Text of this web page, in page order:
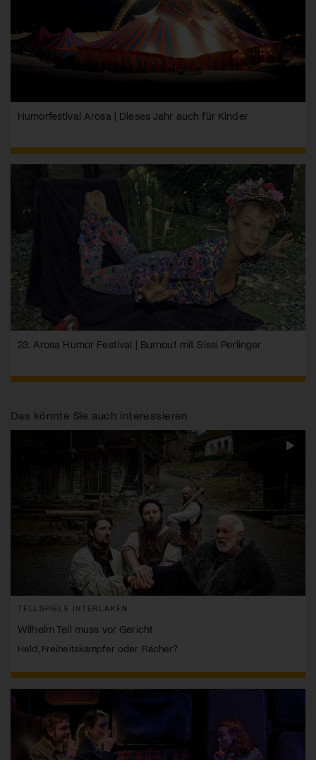
Humorfestival Arosa | Dieses Jahr auch für Kinder
23. Arosa Humor Festival | Burnout mit Sissi Perlinger
Das könnte Sie auch interessieren
TELLSPIELE INTERLAKEN
Wilhelm Tell muss vor Gericht
Held, Freiheitskämpfer oder Rächer?